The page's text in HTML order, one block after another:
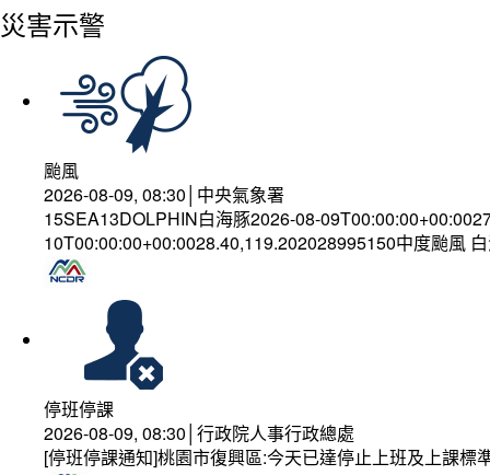
災害示警
颱風
2026-08-09, 08:30│中央氣象署
15SEA13DOLPHIN白海豚2026-08-
10T00:00:00+00:0028.40,119.202028995150中度颱風
停班停課
2026-08-09, 08:30│行政院人事行政總處
[停班停課通知]桃園市復興區:今天已達停止上班及上課